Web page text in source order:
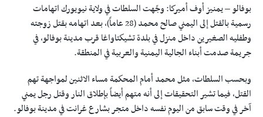
بوفالو – يمنيز أوف أميركا: وجّهت السلطات في ولاية نيويورك اتهامات
رسمية بالقتل إلى اليمني صالح محمد (28 عاماً)، بعد اتهامه بقتل زوجته
وطفليه الصغيرين داخل منزل في بلدة تشيكتاواغا قرب مدينة بوفالو، في
جريمة صدمت أبناء الجالية اليمنية والعربية في المنطقة.
وبحسب السلطات، مثل محمد أمام المحكمة مساء الاثنين لمواجهة تهم
القتل، فيما تشير التحقيقات إلى أنه متهم أيضاً بإطلاق النار وقتل رجل يمني
آخر في وقت سابق من اليوم نفسه داخل متجر بشارع غرانت في مدينة بوفالو.